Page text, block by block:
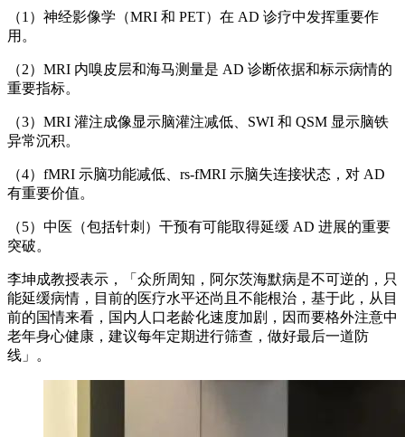
（1）神经影像学（MRI 和 PET）在 AD 诊疗中发挥重要作
用。
（2）MRI 内嗅皮层和海马测量是 AD 诊断依据和标示病情的
重要指标。
（3）MRI 灌注成像显示脑灌注减低、SWI 和 QSM 显示脑铁
异常沉积。
（4）fMRI 示脑功能减低、rs-fMRI 示脑失连接状态，对 AD
有重要价值。
（5）中医（包括针刺）干预有可能取得延缓 AD 进展的重要
突破。
李坤成教授表示，「众所周知，阿尔茨海默病是不可逆的，只
能延缓病情，目前的医疗水平还尚且不能根治，基于此，从目
前的国情来看，国内人口老龄化速度加剧，因而要格外注意中
老年身心健康，建议每年定期进行筛查，做好最后一道防
线」。